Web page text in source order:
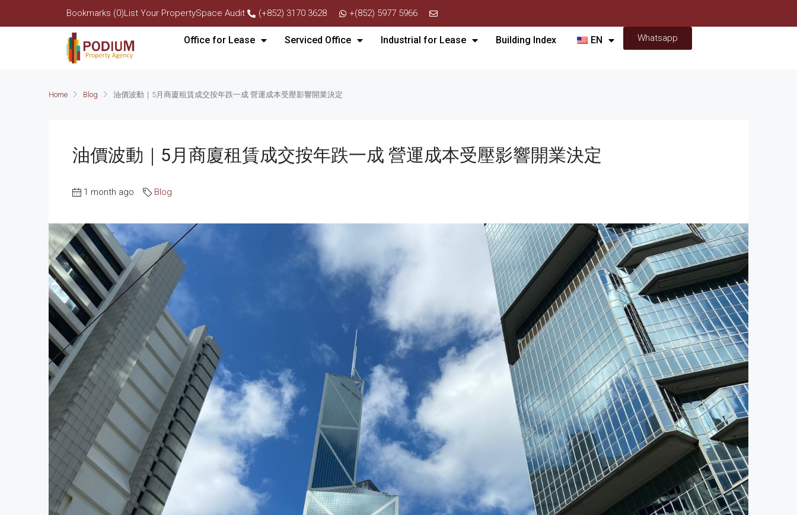
Bookmarks (0)List Your PropertySpace Audit (+852) 3170 3628 +(852) 5977 5966
Office for Lease Serviced Office Industrial for Lease Building Index EN Whatsapp
Home Blog 油價波動｜5月商廈租賃成交按年跌一成 營運成本受壓影響開業決定
油價波動｜5月商廈租賃成交按年跌一成 營運成本受壓影響開業決定
1 month ago Blog